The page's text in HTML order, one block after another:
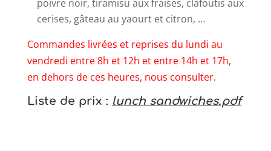
poivre noir, tiramisu aux fraises, clafoutis aux
cerises, gâteau au yaourt et citron, …
Commandes livrées et reprises du lundi au
vendredi entre 8h et 12h et entre 14h et 17h,
en dehors de ces heures, nous consulter.
Liste de prix : lunch sandwiches.pdf